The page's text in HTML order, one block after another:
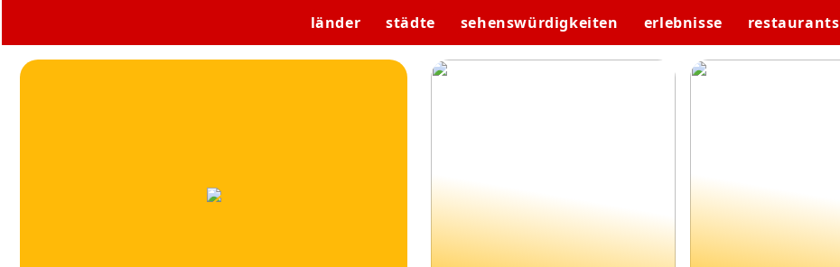
länder städte sehenswürdigkeiten erlebnisse restaurants